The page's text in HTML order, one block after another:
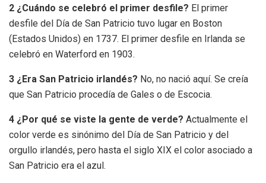
2 ¿Cuándo se celebró el primer desfile? El primer
desfile del Día de San Patricio tuvo lugar en Boston
(Estados Unidos) en 1737. El primer desfile en Irlanda se
celebró en Waterford en 1903.
3 ¿Era San Patricio irlandés? No, no nació aquí. Se creía
que San Patricio procedía de Gales o de Escocia.
4 ¿Por qué se viste la gente de verde? Actualmente el
color verde es sinónimo del Día de San Patricio y del
orgullo irlandés, pero hasta el siglo XIX el color asociado a
San Patricio era el azul.